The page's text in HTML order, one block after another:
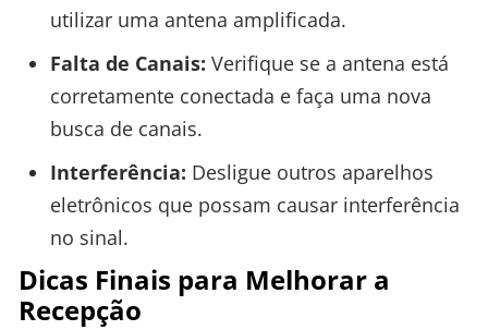
utilizar uma antena amplificada.
Falta de Canais: Verifique se a antena está
corretamente conectada e faça uma nova
busca de canais.
Interferência: Desligue outros aparelhos
eletrônicos que possam causar interferência
no sinal.
Dicas Finais para Melhorar a
Recepção